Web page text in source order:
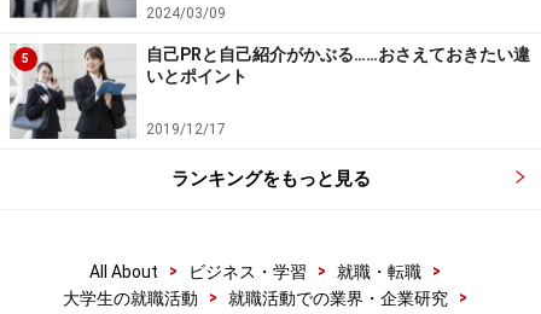
2024/03/09
5
自己PRと自己紹介がかぶる……おさえておきたい違
いとポイント
2019/12/17
ランキングをもっと見る
All About > ビジネス・学習 > 就職・転職
>
大学生の就職活動
> 就職活動での業界・企業研究
>